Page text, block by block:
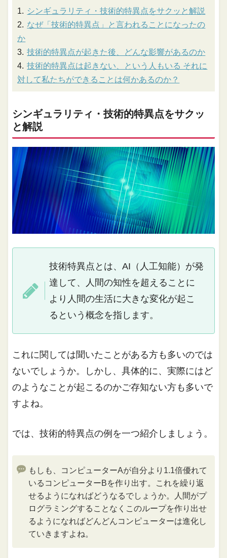
シンギュラリティ・技術的特異点をサクッと解説
なぜ「技術的特異点」と言われることになったの
か
技術的特異点が起きた後、どんな影響があるのか
技術的特異点は起きない、という人もいる それに
対して私たちができることは何かあるのか？
シンギュラリティ・技術的特異点をサクッ
と解説
技術特異点とは、AI（人工知能）が発
達して、人間の知性を超えることに
より人間の生活に大きな変化が起こ
るという概念を指します。
これに関しては聞いたことがある方も多いのでは
ないでしょうか。しかし、具体的に、実際にはど
のようなことが起こるのかご存知ない方も多いで
すよね。
では、技術的特異点の例を一つ紹介しましょう。
もしも、コンピューターAが自分より1.1倍優れて
いるコンピューターBを作り出す。これを繰り返
せるようになればどうなるでしょうか。人間がプ
ログラミングすることなくこのループを作り出せ
るようになればどんどんコンピューターは進化し
ていきますよね。